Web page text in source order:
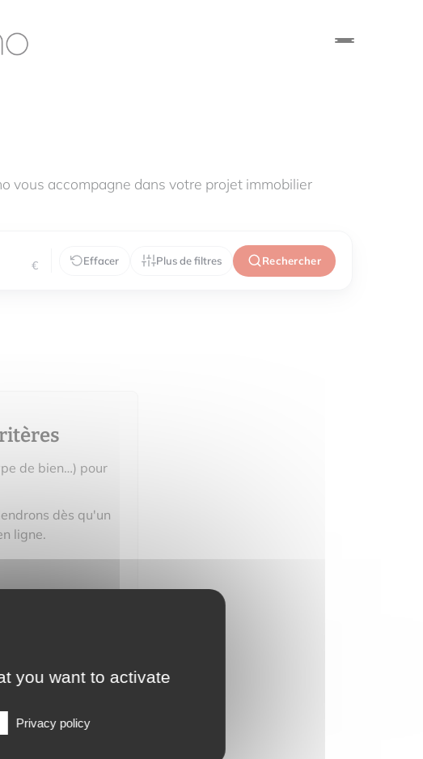
vous accompagne dans votre projet immobilier
€ Effacer Plus de filtres Rechercher
de bien…) pour
dès qu'un
ligne.
you want to activate
Privacy policy